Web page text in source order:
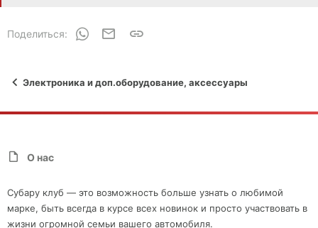
Поделиться: WhatsAppЭлектронная почта
Электроника и доп.оборудование, аксессуары
О нас
Субару клуб — это возможность больше узнать о любимой
марке, быть всегда в курсе всех новинок и просто участвовать в
жизни огромной семьи вашего автомобиля.